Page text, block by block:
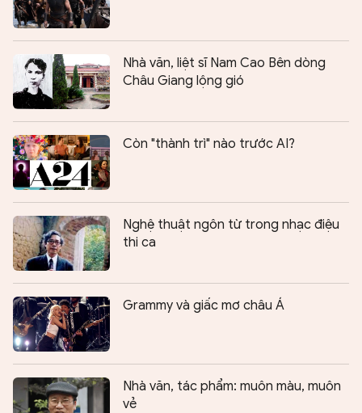
Nhà văn, liệt sĩ Nam Cao Bên dòng
Châu Giang lộng gió
Còn "thành trì" nào trước AI?
Nghệ thuật ngôn từ trong nhạc điệu
thi ca
Grammy và giấc mơ châu Á
Nhà văn, tác phẩm: muôn màu, muôn
vẻ